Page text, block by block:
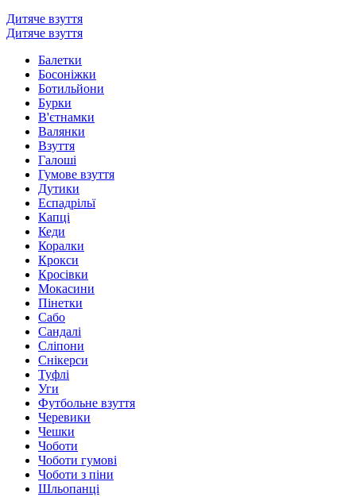
Дитяче взуття
Дитяче взуття
Балетки
Босоніжки
Ботильйони
Бурки
В'єтнамки
Валянки
Взуття
Галоші
Гумове взуття
Дутики
Еспадрільї
Капці
Кеди
Коралки
Крокси
Кросівки
Мокасини
Пінетки
Сабо
Сандалі
Сліпони
Снікерси
Туфлі
Уги
Футбольне взуття
Черевики
Чешки
Чоботи
Чоботи гумові
Чоботи з піни
Шльопанці